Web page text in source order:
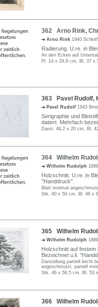
362 Arno Rink,
Arno Rink 1940
Radierung. U.re. in
An den Ecken auf
Pl. 14 x 29,8 cm, Bl. 37 x
363 Pavel Rudolf,
Pavel Rudolf 1943
Serigraphie und
datiert. Mehrfach
Darst. 46,2 x 20 cm, Bl.
364 Wilhelm
Wilhelm Rudolph
Holzschnitt. U.re. in
"Handdruck".
Blatt minimal
Stk. 40 x 50 cm, Bl. 46 x
365 Wilhelm
Wilhelm Rudolph
Holzschnitt auf festem
Bezeichnet u.li.
Darstellung partiell leicht
angeschmutzt, partiell
Stk. 46 x 56,5 cm, Bl. 53
366 Wilhelm